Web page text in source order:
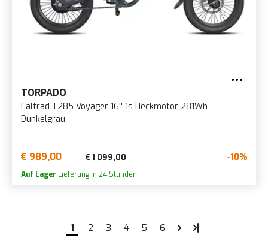
TORPADO
Faltrad T285 Voyager 16'' 1s Heckmotor 281Wh
Dunkelgrau
€ 989,00 € 1 099,00 -10%
Auf Lager Lieferung in 24 Stunden
1 2 3 4 5 6